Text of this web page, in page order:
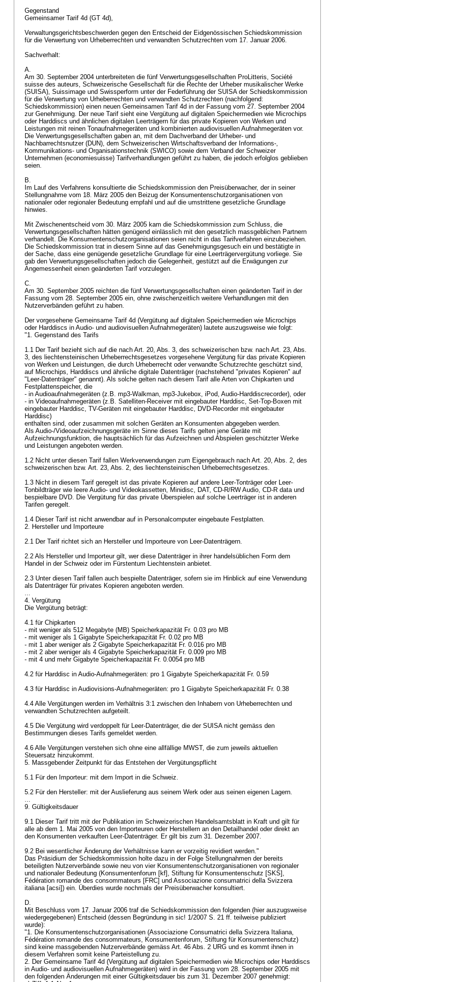
Gegenstand
Gemeinsamer Tarif 4d (GT 4d),
Verwaltungsgerichtsbeschwerden gegen den Entscheid der Eidgenössischen Schiedskommission
für die Verwertung von Urheberrechten und verwandten Schutzrechten vom 17. Januar 2006.
Sachverhalt:
A.
Am 30. September 2004 unterbreiteten die fünf Verwertungsgesellschaften ProLitteris, Société
suisse des auteurs, Schweizerische Gesellschaft für die Rechte der Urheber musikalischer Werke
(SUISA), Suissimage und Swissperform unter der Federführung der SUISA der Schiedskommission
für die Verwertung von Urheberrechten und verwandten Schutzrechten (nachfolgend:
Schiedskommission) einen neuen Gemeinsamen Tarif 4d in der Fassung vom 27. September 2004
zur Genehmigung. Der neue Tarif sieht eine Vergütung auf digitalen Speichermedien wie Microchips
oder Harddiscs und ähnlichen digitalen Leerträgern für das private Kopieren von Werken und
Leistungen mit reinen Tonaufnahmegeräten und kombinierten audiovisuellen Aufnahmegeräten vor.
Die Verwertungsgesellschaften gaben an, mit dem Dachverband der Urheber- und
Nachbarrechtsnutzer (DUN), dem Schweizerischen Wirtschaftsverband der Informations-,
Kommunikations- und Organisationstechnik (SWICO) sowie dem Verband der Schweizer
Unternehmen (economiesuisse) Tarifverhandlungen geführt zu haben, die jedoch erfolglos geblieben
seien.
B.
Im Lauf des Verfahrens konsultierte die Schiedskommission den Preisüberwacher, der in seiner
Stellungnahme vom 18. März 2005 den Beizug der Konsumentenschutzorganisationen von
nationaler oder regionaler Bedeutung empfahl und auf die umstrittene gesetzliche Grundlage
hinwies.
Mit Zwischenentscheid vom 30. März 2005 kam die Schiedskommission zum Schluss, die
Verwertungsgesellschaften hätten genügend einlässlich mit den gesetzlich massgeblichen Partnern
verhandelt. Die Konsumentenschutzorganisationen seien nicht in das Tarifverfahren einzubeziehen.
Die Schiedskommission trat in diesem Sinne auf das Genehmigungsgesuch ein und bestätigte in
der Sache, dass eine genügende gesetzliche Grundlage für eine Leerträgervergütung vorliege. Sie
gab den Verwertungsgesellschaften jedoch die Gelegenheit, gestützt auf die Erwägungen zur
Angemessenheit einen geänderten Tarif vorzulegen.
C.
Am 30. September 2005 reichten die fünf Verwertungsgesellschaften einen geänderten Tarif in der
Fassung vom 28. September 2005 ein, ohne zwischenzeitlich weitere Verhandlungen mit den
Nutzerverbänden geführt zu haben.
Der vorgesehene Gemeinsame Tarif 4d (Vergütung auf digitalen Speichermedien wie Microchips
oder Harddiscs in Audio- und audiovisuellen Aufnahmegeräten) lautete auszugsweise wie folgt:
"1. Gegenstand des Tarifs
1.1 Der Tarif bezieht sich auf die nach Art. 20, Abs. 3, des schweizerischen bzw. nach Art. 23, Abs.
3, des liechtensteinischen Urheberrechtsgesetzes vorgesehene Vergütung für das private Kopieren
von Werken und Leistungen, die durch Urheberrecht oder verwandte Schutzrechte geschützt sind,
auf Microchips, Harddiscs und ähnliche digitale Datenträger (nachstehend "privates Kopieren" auf
"Leer-Datenträger" genannt). Als solche gelten nach diesem Tarif alle Arten von Chipkarten und
Festplattenspeicher, die
- in Audioaufnahmegeräten (z.B. mp3-Walkman, mp3-Jukebox, iPod, Audio-Harddiscrecorder), oder
- in Videoaufnahmegeräten (z.B. Satelliten-Receiver mit eingebauter Harddisc, Set-Top-Boxen mit
eingebauter Harddisc, TV-Geräten mit eingebauter Harddisc, DVD-Recorder mit eingebauter
Harddisc)
enthalten sind, oder zusammen mit solchen Geräten an Konsumenten abgegeben werden.
Als Audio-/Videoaufzeichnungsgeräte im Sinne dieses Tarifs gelten jene Geräte mit
Aufzeichnungsfunktion, die hauptsächlich für das Aufzeichnen und Abspielen geschützter Werke
und Leistungen angeboten werden.
1.2 Nicht unter diesen Tarif fallen Werkverwendungen zum Eigengebrauch nach Art. 20, Abs. 2, des
schweizerischen bzw. Art. 23, Abs. 2, des liechtensteinischen Urheberrechtsgesetzes.
1.3 Nicht in diesem Tarif geregelt ist das private Kopieren auf andere Leer-Tonträger oder Leer-
Tonbildträger wie leere Audio- und Videokassetten, Minidisc, DAT, CD-R/RW Audio, CD-R data und
bespielbare DVD. Die Vergütung für das private Überspielen auf solche Leerträger ist in anderen
Tarifen geregelt.
1.4 Dieser Tarif ist nicht anwendbar auf in Personalcomputer eingebaute Festplatten.
2. Hersteller und Importeure
2.1 Der Tarif richtet sich an Hersteller und Importeure von Leer-Datenträgern.
2.2 Als Hersteller und Importeur gilt, wer diese Datenträger in ihrer handelsüblichen Form dem
Handel in der Schweiz oder im Fürstentum Liechtenstein anbietet.
2.3 Unter diesen Tarif fallen auch bespielte Datenträger, sofern sie im Hinblick auf eine Verwendung
als Datenträger für privates Kopieren angeboten werden.
...
4. Vergütung
Die Vergütung beträgt:
4.1 für Chipkarten
- mit weniger als 512 Megabyte (MB) Speicherkapazität Fr. 0.03 pro MB
- mit weniger als 1 Gigabyte Speicherkapazität Fr. 0.02 pro MB
- mit 1 aber weniger als 2 Gigabyte Speicherkapazität Fr. 0.016 pro MB
- mit 2 aber weniger als 4 Gigabyte Speicherkapazität Fr. 0.009 pro MB
- mit 4 und mehr Gigabyte Speicherkapazität Fr. 0.0054 pro MB
4.2 für Harddisc in Audio-Aufnahmegeräten: pro 1 Gigabyte Speicherkapazität Fr. 0.59
4.3 für Harddisc in Audiovisions-Aufnahmegeräten: pro 1 Gigabyte Speicherkapazität Fr. 0.38
4.4 Alle Vergütungen werden im Verhältnis 3:1 zwischen den Inhabern von Urheberrechten und
verwandten Schutzrechten aufgeteilt.
4.5 Die Vergütung wird verdoppelt für Leer-Datenträger, die der SUISA nicht gemäss den
Bestimmungen dieses Tarifs gemeldet werden.
4.6 Alle Vergütungen verstehen sich ohne eine allfällige MWST, die zum jeweils aktuellen
Steuersatz hinzukommt.
5. Massgebender Zeitpunkt für das Entstehen der Vergütungspflicht
5.1 Für den Importeur: mit dem Import in die Schweiz.
5.2 Für den Hersteller: mit der Auslieferung aus seinem Werk oder aus seinen eigenen Lagern.
...
9. Gültigkeitsdauer
9.1 Dieser Tarif tritt mit der Publikation im Schweizerischen Handelsamtsblatt in Kraft und gilt für
alle ab dem 1. Mai 2005 von den Importeuren oder Herstellern an den Detailhandel oder direkt an
den Konsumenten verkauften Leer-Datenträger. Er gilt bis zum 31. Dezember 2007.
9.2 Bei wesentlicher Änderung der Verhältnisse kann er vorzeitig revidiert werden."
Das Präsidium der Schiedskommission holte dazu in der Folge Stellungnahmen der bereits
beteiligten Nutzerverbände sowie neu von vier Konsumentenschutzorganisationen von regionaler
und nationaler Bedeutung (Konsumentenforum [kf], Stiftung für Konsumentenschutz [SKS],
Fédération romande des consommateurs [FRC] und Associazione consumatrici della Svizzera
italiana [acsi]) ein. Überdies wurde nochmals der Preisüberwacher konsultiert.
D.
Mit Beschluss vom 17. Januar 2006 traf die Schiedskommission den folgenden (hier auszugsweise
wiedergegebenen) Entscheid (dessen Begründung in sic! 1/2007 S. 21 ff. teilweise publiziert
wurde):
"1. Die Konsumentenschutzorganisationen (Associazione Consumatrici della Svizzera Italiana,
Fédération romande des consommateurs, Konsumentenforum, Stiftung für Konsumentenschutz)
sind keine massgebenden Nutzerverbände gemäss Art. 46 Abs. 2 URG und es kommt ihnen in
diesem Verfahren somit keine Parteistellung zu.
2. Der Gemeinsame Tarif 4d (Vergütung auf digitalen Speichermedien wie Microchips oder Harddiscs
in Audio- und audiovisuellen Aufnahmegeräten) wird in der Fassung vom 28. September 2005 mit
den folgenden Änderungen mit einer Gültigkeitsdauer bis zum 31. Dezember 2007 genehmigt: